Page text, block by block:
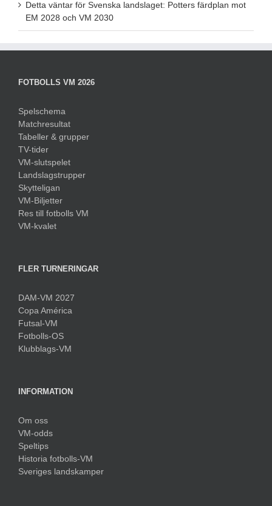
Detta väntar för Svenska landslaget: Potters färdplan mot
EM 2028 och VM 2030
FOTBOLLS VM 2026
Spelschema
Matchresultat
Tabeller & grupper
TV-tider
VM-slutspelet
Landslagstrupper
Skytteligan
VM-Biljetter
Res till fotbolls VM
VM-kvalet
FLER TURNERINGAR
DAM-VM 2027
Copa América
Futsal-VM
Fotbolls-OS
Klubblags-VM
INFORMATION
Om oss
VM-odds
Speltips
Historia fotbolls-VM
Sveriges landskamper